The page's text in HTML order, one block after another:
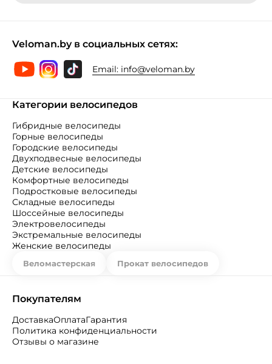
Veloman.by в социальных сетях:
Email: info@veloman.by
Категории велосипедов
Гибридные велосипеды
Горные велосипеды
Городские велосипеды
Двухподвесные велосипеды
Детские велосипеды
Комфортные велосипеды
Подростковые велосипеды
Складные велосипеды
Шоссейные велосипеды
Электровелосипеды
Экстремальные велосипеды
Женские велосипеды
Веломастерская Прокат велосипедов
Покупателям
ДоставкаОплатаГарантия
Политика конфиденциальности
Отзывы о магазине